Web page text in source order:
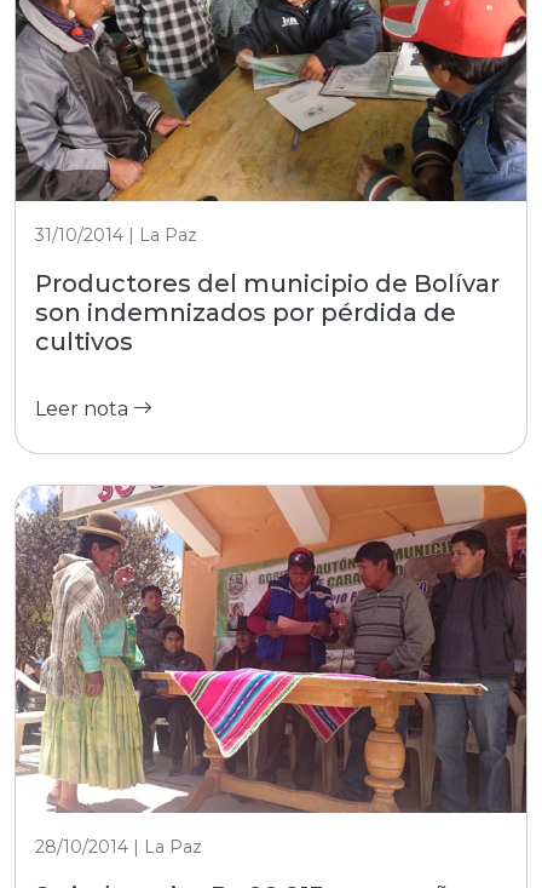
31/10/2014 | La Paz
Productores del municipio de Bolívar
son indemnizados por pérdida de
cultivos
Leer nota
28/10/2014 | La Paz